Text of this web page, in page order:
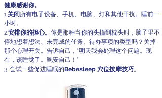
健康感谢你。
1.关闭 所有电子设备、手机、电脑、灯和其他干扰。睡前一
小时。
2.安排你的担心。 你是那种当你的头撞到枕头时，脑子里不
停地想着想法、未完成的任务、待办事项的类型吗？关掉
那个心理开关。告诉自己，“明天我会处理这个问题。现
在，该睡觉了。晚安自己！”
3. 尝试一些促进睡眠的Bebesleep 穴位按摩技巧。